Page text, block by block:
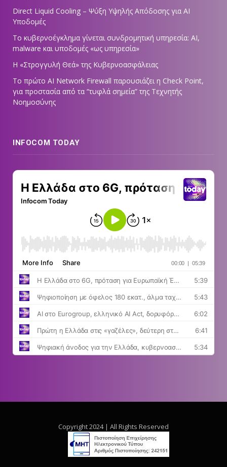
Direct Liquid Cooling – Ψύξη Υψηλής Απόδοσης για AI
Υποδομές
Το κυβερνοέγκλημα γίνεται συνδρομητική υπηρεσία: AI,
malware και υποδομές «ως υπηρεσία»
Η «Στρογγυλή Θεά» της Κυβερνοασφάλειας
Tο πρώτο AI Network Firewall παρουσιάζει η Check Point,
για προστασία από τα “τυφλά σημεία” της Τεχνητής
Νοημοσύνης
INFOCOM TODAY
Copyright 2024 | All Rights Reserved